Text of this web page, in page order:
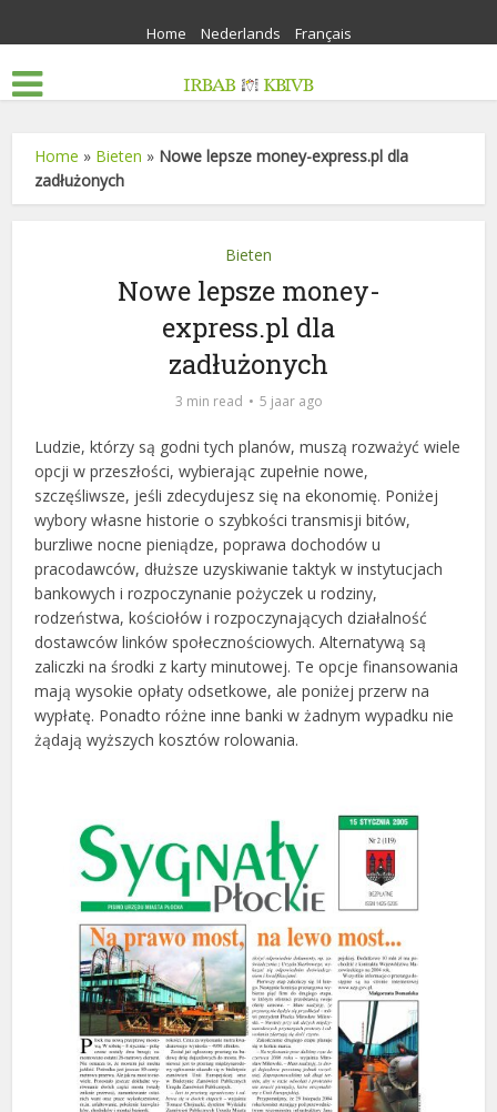
Home Nederlands Français
Home » Bieten » Nowe lepsze money-express.pl dla
zadłużonych
Bieten
Nowe lepsze money-
express.pl dla
zadłużonych
3 min read 5 jaar ago
Ludzie, którzy są godni tych planów, muszą rozważyć wiele
opcji w przeszłości, wybierając zupełnie nowe,
szczęśliwsze, jeśli zdecydujesz się na ekonomię. Poniżej
wybory własne historie o szybkości transmisji bitów,
burzliwe nocne pieniądze, poprawa dochodów u
pracodawców, dłuższe uzyskiwanie taktyk w instytucjach
bankowych i rozpoczynanie pożyczek u rodziny,
rodzeństwa, kościołów i rozpoczynających działalność
dostawców linków społecznościowych.Alternatywą są
zaliczki na środki z karty minutowej. Te opcje finansowania
mają wysokie opłaty odsetkowe, ale poniżej przerw na
wypłatę. Ponadto różne inne banki w żadnym wypadku nie
żądają wyższych kosztów rolowania.